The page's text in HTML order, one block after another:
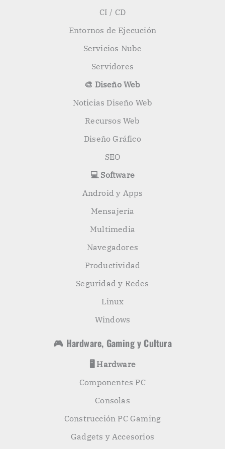
CI / CD
Entornos de Ejecución
Servicios Nube
Servidores
🎨 Diseño Web
Noticias Diseño Web
Recursos Web
Diseño Gráfico
SEO
💻 Software
Android y Apps
Mensajería
Multimedia
Navegadores
Productividad
Seguridad y Redes
Linux
Windows
🎮 Hardware, Gaming y Cultura
🖥️ Hardware
Componentes PC
Consolas
Construcción PC Gaming
Gadgets y Accesorios